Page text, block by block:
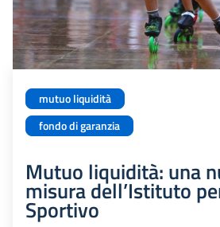
mutuo liquidità
fondo di garanzia
Mutuo liquidità: una
misura dell’Istituto
Sportivo